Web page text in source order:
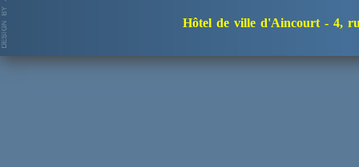
Hôtel de ville d'Aincourt - 4,